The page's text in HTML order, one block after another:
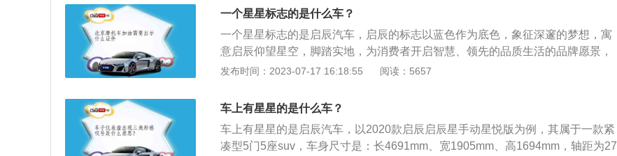
车，成立于1939年，为布朗扎维亚的军用飞机制造部件。1945年，Facel与Métal
lon合作，开始为Simca、Ford、Panhard和Delahaye制造短途的特殊车身、双门
跑车或敞篷跑车。虽然最初很成功，但Facel在1964年10月关闭了工厂。他们在1
959年推出的Facellia车型开发不足，而且因其保修问题而造成的损失也无法弥
补。在关闭之前，Facel已经被置于SudAviation子公司SFERMA的控制之下。B
的汽车。江淮汽车江淮汽车车标由一个星星组成。车标含义：椭圆形象征着地
球，表明JAC通过整合全球资源，造世界车，实现全球化经营；中间的五角星体
现JAC自强不息，艰苦奋斗，令行禁止，学习创新的新红军精神。象征顾客、员
万平方米，总投资23.2亿元，主要建设总装、冲压、焊装、涂装、电池等五大工
艺生产车间，项目采取智能工厂设计理念和新工艺设计，汽车产品颠覆传统的工
艺路线和模式，采用铝合金熔铸工艺。随历史而生，应时代而变。随着近年来汽
车行业日新月异的发展，2013年，红星汽车正式获得了新能源汽车的生产资质。
是235牛米，其驱动方式是前置四驱，前悬架使用了麦弗逊式独立悬架，后悬架
使用了双叉臂式独立悬架。
一个星星标志的是什么车？
一个星星标志的是启辰汽车，启辰的标志以蓝色作为底色，象征深邃的梦想，寓
意启辰仰望星空，脚踏实地，为消费者开启智慧、领先的品质生活的品牌愿景，
启明星是启辰的起源，犹如一颗启明星发出清晨第一道光芒，点亮了未来车生
6mm、1803mm、1487mm，轴距为2700mm，搭载1.6L自然吸气发动机，最大
功率是93kw，匹配CVT无级变速、5挡手动变速箱。
发布时间：2023-07-17 16:18:55 阅读：5657
车上有星星的是什么车？
车上有星星的是启辰汽车，以2020款启辰启辰星手动星悦版为例，其属于一款紧
凑型5门5座suv，车身尺寸是：长4691mm、宽1905mm、高1694mm，轴距为27